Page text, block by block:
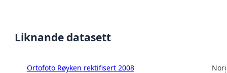
Liknande datasett
Ortofoto Røyken rektifisert 2008